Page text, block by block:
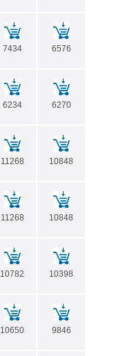
7434 6576
6234 6270
11268 10848
11268 10848
10782 10398
10650 9846